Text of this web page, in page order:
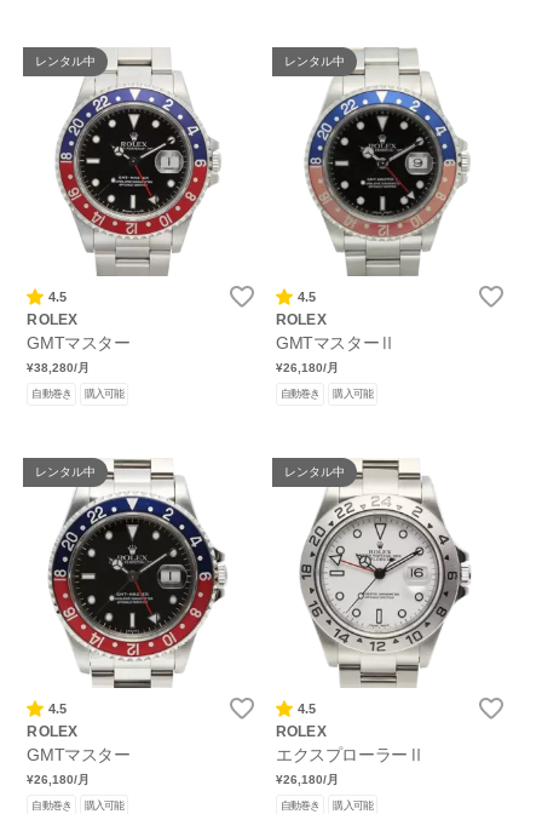
レンタル中
4.5
ROLEX
GMTマスター
¥38,280/月
自動巻き 購入可能
レンタル中
4.5
ROLEX
GMTマスターⅡ
¥26,180/月
自動巻き 購入可能
レンタル中
4.5
ROLEX
GMTマスター
¥26,180/月
自動巻き 購入可能
レンタル中
4.5
ROLEX
エクスプローラーⅡ
¥26,180/月
自動巻き 購入可能